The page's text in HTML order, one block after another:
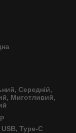
Середній,
Миготливий,
Type-C